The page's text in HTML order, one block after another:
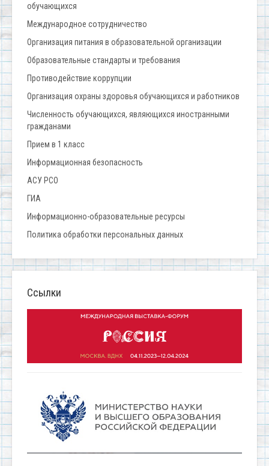
обучающихся
Международное сотрудничество
Организация питания в образовательной организации
Образовательные стандарты и требования
Противодействие коррупции
Организация охраны здоровья обучающихся и работников
Численность обучающихся, являющихся иностранными
гражданами
Прием в 1 класс
Информационная безопасность
АСУ РСО
ГИА
Информационно-образовательные ресурсы
Политика обработки персональных данных
Ссылки